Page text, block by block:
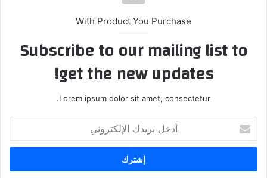
With Product You Purchase
Subscribe to our mailing list to
get the new updates!
Lorem ipsum dolor sit amet, consectetur.
بريدك
الإلكتروني